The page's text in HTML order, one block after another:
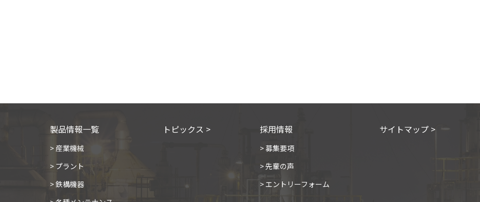
製品情報一覧
> 産業機械
> プラント
> 鉄構機器
トピックス > 採用情報
> 募集要項
> 先輩の声
> エントリーフォーム
サイトマップ >